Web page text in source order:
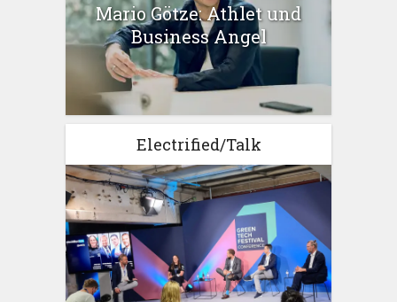
Mario Götze: Athlet und
Business Angel
Electrified/Talk